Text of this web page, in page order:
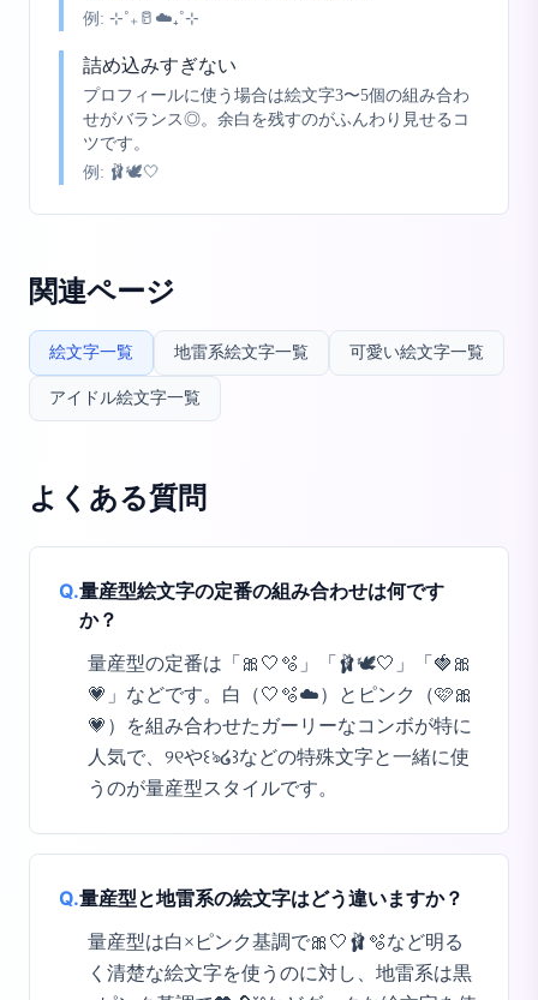
例: ⊹˚₊🥛☁️₊˚⊹
詰め込みすぎない
プロフィールに使う場合は絵文字3〜5個の組み合わ
せがバランス◎。余白を残すのがふんわり見せるコ
ツです。
例: 🩰🕊️🤍
関連ページ
絵文字一覧 地雷系絵文字一覧 可愛い絵文字一覧
アイドル絵文字一覧
よくある質問
Q.量産型絵文字の定番の組み合わせは何です
か？
量産型の定番は「🎀🤍🫧」「🩰🕊️🤍」「🍓🎀
💗」などです。白（🤍🫧☁️）とピンク（🩷🎀
💗）を組み合わせたガーリーなコンボが特に
人気で、୨୧や꒰ঌ໒꒱などの特殊文字と一緒に使
うのが量産型スタイルです。
Q.量産型と地雷系の絵文字はどう違いますか？
量産型は白×ピンク基調で🎀🤍🩰🫧など明る
く清楚な絵文字を使うのに対し、地雷系は黒